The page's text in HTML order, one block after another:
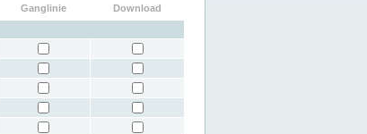
Ganglinie
Download